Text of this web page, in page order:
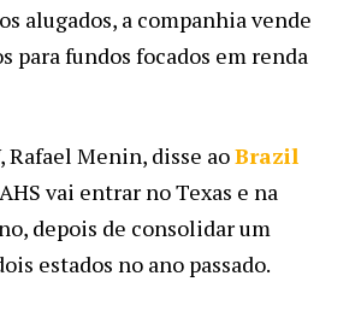
alugados, a companhia vende
para fundos focados em renda
Rafael Menin, disse ao Brazil
vai entrar no Texas e na
depois de consolidar um
estados no ano passado.